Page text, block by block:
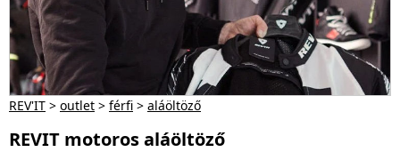
REV'IT > outlet > férfi > aláöltöző
REVIT motoros aláöltöző